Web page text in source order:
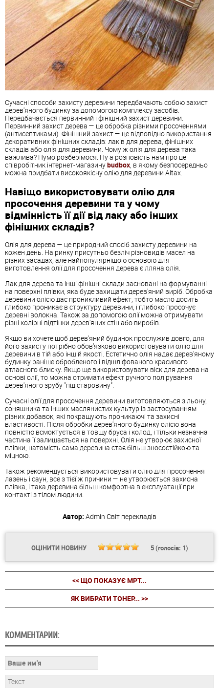
Сучасні способи захисту деревини передбачають собою захист
дерев'яного будинку за допомогою комплексу засобів.
Передбачається первинний і фінішний захист деревини.
Первинний захист дерева — це обробка різними просоченнями
(антисептиками). Фінішний захист — це відповідно використання
декоративних фінішних складів: лаків для дерева, фінішних
складів або олія для деревини. Чому ж олія для дерева така
важлива? Нумо розберімося. Ну а розповість нам про це
співробітник інтернет-магазинуbudbox, в якому безпосередньо
можна придбати високоякісну олію для деревини Altax.
Навіщо використовувати олію для
просочення деревини та у чому
відмінність її дії від лаку або інших
фінішних складів?
Олія для дерева — це природний спосіб захисту деревини на
кожен день. На ринку присутньо безліч різновидів масел на
різних засадах, але найпопулярнішою основою для
виготовлення олії для просочення дерева є лляна олія.
Лак для дерева та інші фінішні склади засновані на формуванні
на поверхні плівки, яка буде захищати дерев'яний виріб. Обробка
деревини олією дає проникливий ефект, тобто масло досить
глибоко проникає в структуру деревини, і глибоко просочує
деревні волокна. Також за допомогою олії можна отримувати
різні колірні відтінки дерев'яних стін або виробів.
Якщо ви хочете щоб дерев'яний будинок прослужив довго, для
його захисту потрібно обов'язково використовувати олію для
деревини в тій або іншій якості. Естетично олія надає дерев'яному
будинку раніше обробленого і відшліфованого красивого
атласного блиску. Якщо ще використовувати віск для дерева на
основі олії, то можна отримати ефект ручного полірування
дерев'яного зрубу "під старовину".
Сучасні олії для просочення деревини виготовляються з льону,
соняшника та інших маслянистих культур із застосуванням
різних добавок, які покращують проникаючі та захисні
властивості. Після обробки дерев'яного будинку олією вона
повністю всмоктується в товщу бруса і колод, і тільки незначна
частина її залишається на поверхні. Олія не утворює захисної
плівки, натомість сама деревина стає більш зносостійкою та
міцною.
Також рекомендується використовувати олію для просочення
лазень і саун, все з тієї ж причини — не утворюється захисна
плівка, і така деревина більш комфортна в експлуатації при
контакті з тілом людини.
Автор: Admin Світ перекладів
ОЦІНИТИ НОВИНУ 5(голосів: 1)
<< ЩО ПОКАЗУЄ МРТ...
ЯК ВИБРАТИ ТОНЕР... >>
КОММЕНТАРИИ: